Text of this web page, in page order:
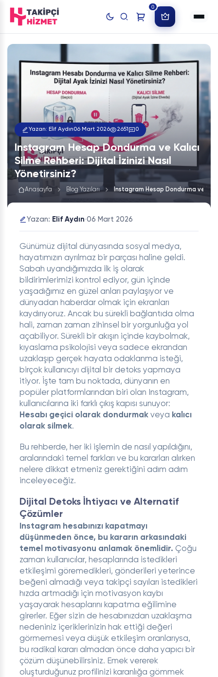
0
Yazan: Elif Aydın06 Mart 2026 2651 0
Instagram Hesap Dondurma ve Kalıcı
Silme Rehberi: Dijital İzinizi Nasıl
Yönetirsiniz?
Anasayfa Blog Yazıları
Yazan: Elif Aydın·06 Mart 2026
Günümüz dijital dünyasında sosyal medya,
hayatımızın ayrılmaz bir parçası haline geldi.
Sabah uyandığımızda ilk iş olarak
bildirimlerimizi kontrol ediyor, gün içinde
yaşadığımız en güzel anları paylaşıyor ve
dünyadan haberdar olmak için ekranları
kaydırıyoruz. Ancak bu sürekli bağlantıda olma
hali, zaman zaman zihinsel bir yorgunluğa yol
açabiliyor. Sürekli bir akışın içinde kaybolmak,
kıyaslama psikolojisi veya sadece ekrandan
uzaklaşıp gerçek hayata odaklanma isteği,
birçok kullanıcıyı dijital bir detoks yapmaya
itiyor. İşte tam bu noktada, dünyanın en
popüler platformlarından biri olan Instagram,
kullanıcılarına iki farklı çıkış kapısı sunuyor:
Hesabı geçici olarak dondurmak veya kalıcı
olarak silmek.
Bu rehberde, her iki işlemin de nasıl yapıldığını,
aralarındaki temel farkları ve bu kararları alırken
nelere dikkat etmeniz gerektiğini adım adım
inceleyeceğiz.
Dijital Detoks İhtiyacı ve Alternatif
Çözümler
Instagram hesabınızı kapatmayı
düşünmeden önce, bu kararın arkasındaki
temel motivasyonu anlamak önemlidir. Çoğu
zaman kullanıcılar, hesaplarında istedikleri
etkileşimi göremedikleri, gönderileri yeterince
beğeni almadığı veya takipçi sayıları istedikleri
hızda artmadığı için motivasyon kaybı
yaşayarak hesaplarını kapatma eğilimine
girerler. Eğer sizin de hesabınızdan uzaklaşma
nedeniniz içeriklerinizin hak ettiği değeri
görmemesi veya düşük etkileşim oranlarıysa,
bu radikal kararı almadan önce daha yapıcı bir
çözüm düşünebilirsiniz. Emek vererek
oluşturduğunuz profilinizi karanlığa gömmek